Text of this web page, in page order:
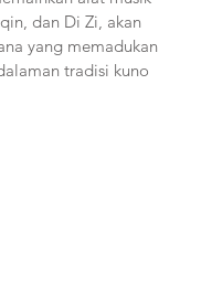
dan Di Zi, akan
yang memadukan
tradisi kuno